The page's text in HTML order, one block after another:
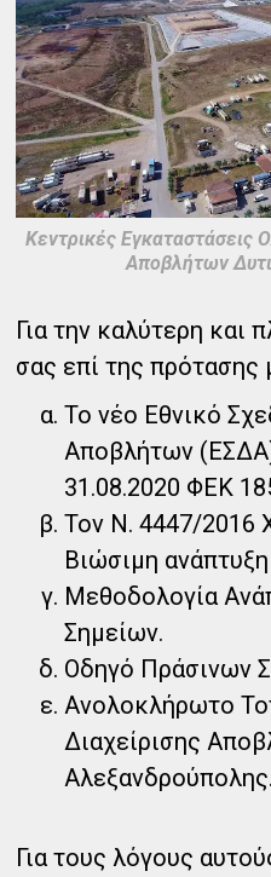
Κεντρικές Εγκαταστάσεις
Αποβλήτων
Για την καλύτερη και
σας επί της
Το νέο Εθνικό
Αποβλήτων
31.08.2020 ΦΕΚ
Τον Ν. 4447/2016
Βιώσιμη
Μεθοδολογία
Σημείων.
Οδηγό Πράσινων
Ανολοκλήρωτο
Διαχείρισης
Αλεξανδρούπολης.
Για τους λόγους